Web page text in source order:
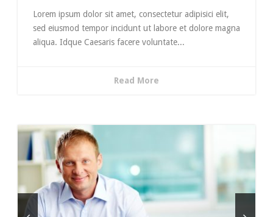
Lorem ipsum dolor sit amet, consectetur adipisici elit,
sed eiusmod tempor incidunt ut labore et dolore magna
aliqua. Idque Caesaris facere voluntate...
Read More